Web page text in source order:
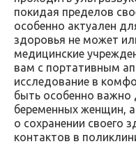
покидая пределов
особенно актуален
здоровья не может
медицинские
вам с портативным
исследование в
быть особенно важно
беременных женщин,
о сохранении своего
контактов в